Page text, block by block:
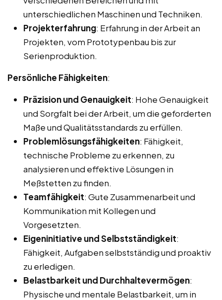
unterschiedlichen Maschinen und Techniken.
Projekterfahrung: Erfahrung in der Arbeit an
Projekten, vom Prototypenbau bis zur
Serienproduktion.
Persönliche Fähigkeiten:
Präzision und Genauigkeit: Hohe Genauigkeit
und Sorgfalt bei der Arbeit, um die geforderten
Maße und Qualitätsstandards zu erfüllen.
Problemlösungsfähigkeiten: Fähigkeit,
technische Probleme zu erkennen, zu
analysieren und effektive Lösungen in
Meßstetten zu finden.
Teamfähigkeit: Gute Zusammenarbeit und
Kommunikation mit Kollegen und
Vorgesetzten.
Eigeninitiative und Selbstständigkeit:
Fähigkeit, Aufgaben selbstständig und proaktiv
zu erledigen.
Belastbarkeit und Durchhaltevermögen:
Physische und mentale Belastbarkeit, um in